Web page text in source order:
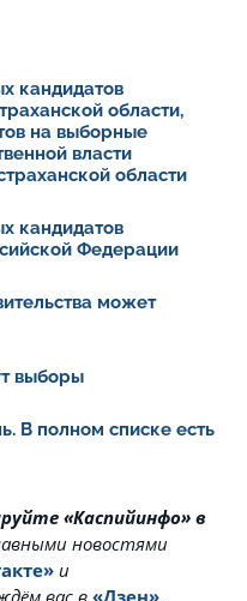
кандидатов
области,
на выборные
власти
области
кандидатов
Федерации
может
выборы
В полном списке есть
«Каспийинфо» в
новостями
и